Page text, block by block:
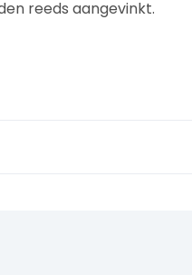
reeds aangevinkt.